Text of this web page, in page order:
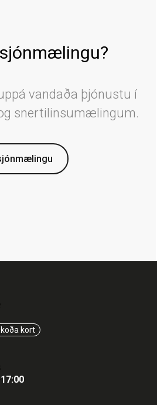
vandaða þjónustu í
snertilinsumælingum.
kort